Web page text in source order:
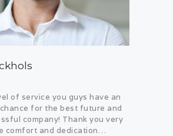
of service you guys have an
for the best future and
company! Thank you very
comfort and dedication…